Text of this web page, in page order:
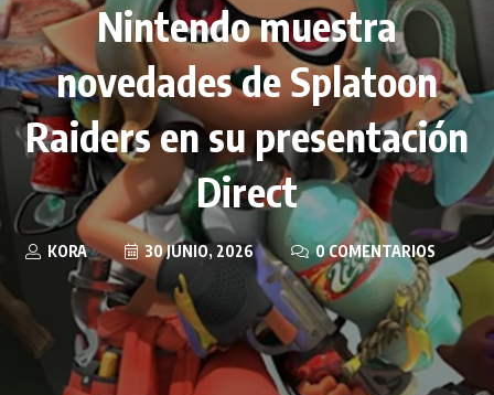
Nintendo muestra
novedades de Splatoon
Raiders en su presentación
Direct
KORA 30 JUNIO, 2026 0 COMENTARIOS